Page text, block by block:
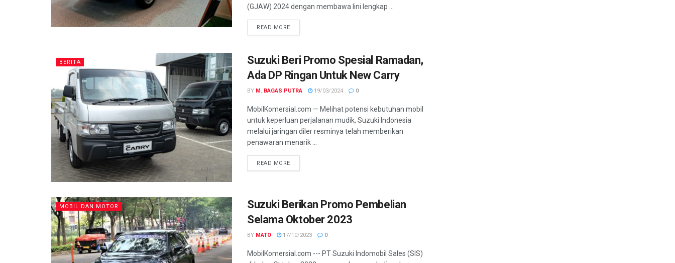
(GJAW) 2024 dengan membawa lini lengkap ...
READ MORE
BERITA
Suzuki Beri Promo Spesial Ramadan,
Ada DP Ringan Untuk New Carry
BY M. BAGAS PUTRA 19/03/2024 0
MobilKomersial.com — Melihat potensi kebutuhan mobil
untuk keperluan perjalanan mudik, Suzuki Indonesia
melalui jaringan diler resminya telah memberikan
penawaran menarik ...
READ MORE
MOBIL DAN MOTOR
Suzuki Berikan Promo Pembelian
Selama Oktober 2023
BY MATO 17/10/2023 0
MobilKomersial.com --- PT Suzuki Indomobil Sales (SIS)